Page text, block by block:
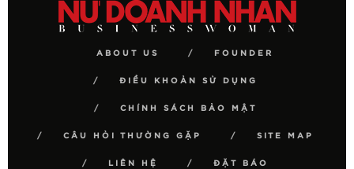
ABOUT US FOUNDER
ĐIỀU KHOẢN SỬ DỤNG
CHÍNH SÁCH BẢO MẬT
CÂU HỎI THƯỜNG GẶP SITE MAP
LIÊN HỆ ĐẶT BÁO